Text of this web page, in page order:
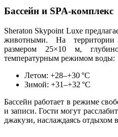
Бассейн и SPA-комплекс
Sheraton Skypoint Luxe
животными. На территории
размером 25×10 м,
температурным режимом воды:
Летом: +28–+30 °C
Зимой: +31–+32 °C
Бассейн работает в режиме
и записи. Гости могут
джакузи, наслаждаясь отдыхом